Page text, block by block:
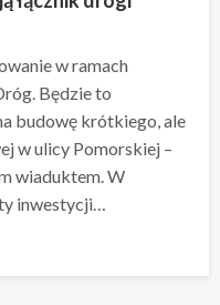
w ramach
Będzie to
budowę krótkiego, ale
w ulicy Pomorskiej –
wiaduktem. W
inwestycji…